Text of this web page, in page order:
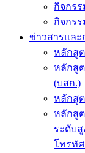
กิจกรร
กิจกรร
ข่าวสารและ
หลักสู
หลักสู
(บสก.)
หลักสู
หลักสู
ระดับสู
โทรทั